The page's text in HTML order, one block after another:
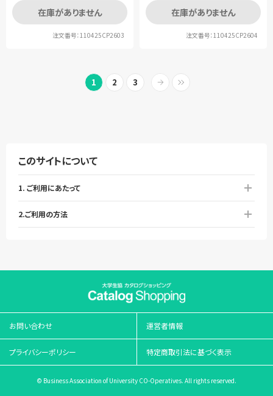
在庫がありません
注文番号：110425CP2603
在庫がありません
注文番号：110425CP2604
1 2 3
このサイトについて
1. ご利用にあたって
2.ご利用の方法
お問い合わせ 運営者情報
プライバシーポリシー 特定商取引法に基づく表示
© Business Association of University CO-Operatives. All rights reserved.